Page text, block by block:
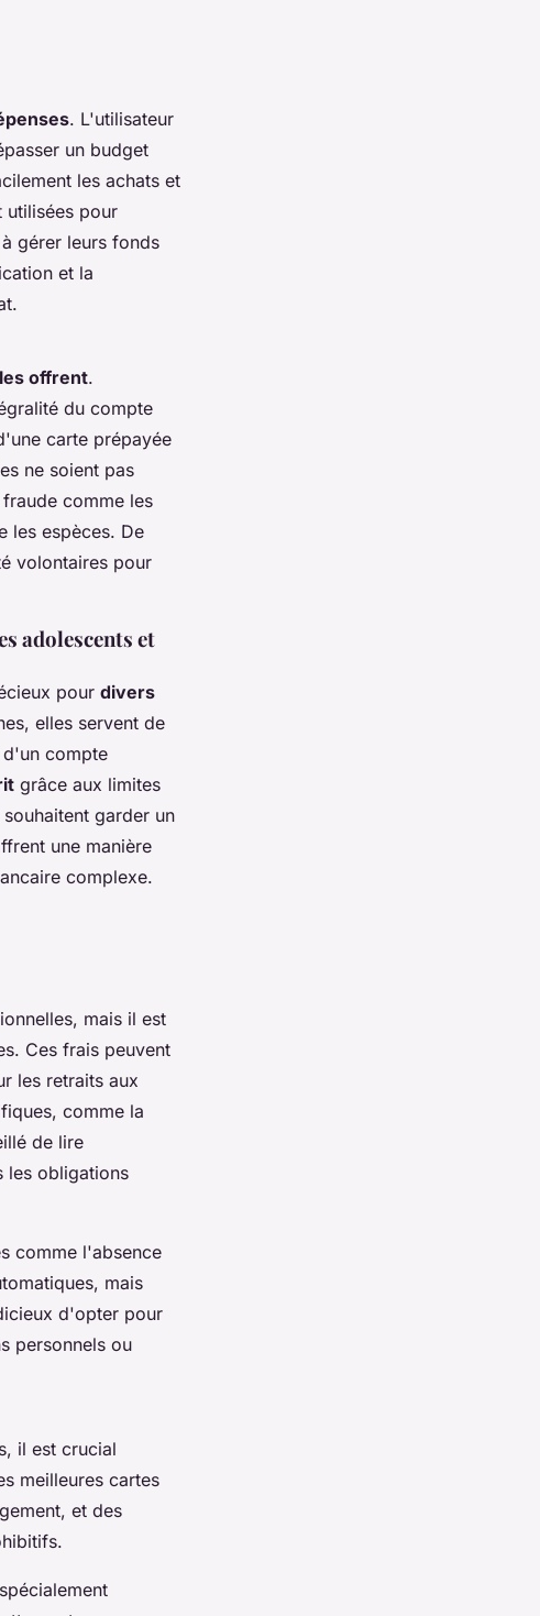
. L'utilisateur
un budget
les achats et
utilisées pour
gérer leurs fonds
et la
offrent.
du compte
carte prépayée
ne soient pas
comme les
les espèces. De
volontaires pour
adolescents et
pour divers
elles servent de
compte
grâce aux limites
garder un
une manière
complexe.
mais il est
Ces frais peuvent
les retraits aux
comme la
de lire
les obligations
comme l'absence
mais
d'opter pour
personnels ou
il est crucial
meilleures cartes
et des